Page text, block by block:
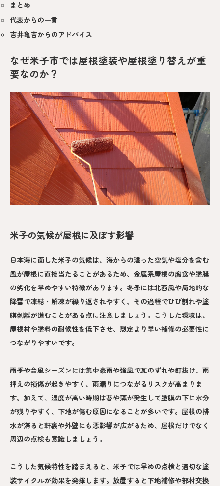
まとめ
代表からの一言
吉井亀吉からのアドバイス
なぜ米子市では屋根塗装や屋根塗り替えが重
要なのか？
米子の気候が屋根に及ぼす影響
日本海に面した米子の気候は、海からの湿った空気や塩分を含む
風が屋根に直接当たることがあるため、金属系屋根の腐食や塗膜
の劣化を早めやすい特徴があります。冬季には北西風や局地的な
降雪で凍結・解凍が繰り返されやすく、その過程でひび割れや塗
膜剥離が進むことがある点に注意しましょう。こうした環境は、
屋根材や塗料の耐候性を低下させ、想定より早い補修の必要性に
つながりやすいです。
雨季や台風シーズンには集中豪雨や強風で瓦のずれや釘抜け、雨
押えの損傷が起きやすく、雨漏りにつながるリスクが高まりま
す。加えて、湿度が高い時期は苔や藻が発生して塗膜の下に水分
が残りやすく、下地が傷む原因になることが多いです。屋根の排
水が滞ると軒裏や外壁にも悪影響が広がるため、屋根だけでなく
周辺の点検も意識しましょう。
こうした気候特性を踏まえると、米子では早めの点検と適切な塗
装サイクルが効果を発揮します。放置すると下地補修や部材交換